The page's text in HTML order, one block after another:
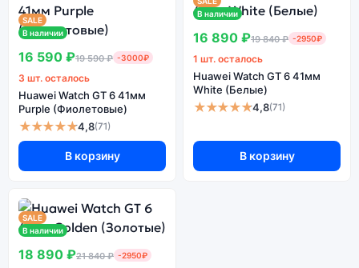
SALE
В наличии
16 590 ₽19 590 ₽ -3000₽
3 шт. осталось
Huawei Watch GT 6 41мм
Purple (Фиолетовые)
★★★★★4,8(71)
В корзину
В наличии
16 890 ₽19 840 ₽ -2950₽
1 шт. осталось
Huawei Watch GT 6 41мм
White (Белые)
★★★★★4,8(71)
В корзину
SALE
В наличии
18 890 ₽21 840 ₽ -2950₽